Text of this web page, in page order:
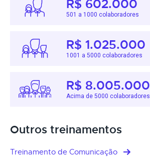
R$ 602.000
501 a 1000 colaboradores
R$ 1.025.000
1001 a 5000 colaboradores
R$ 8.005.000
Acima de 5000 colaboradores
Outros treinamentos
Treinamento de Comunicação